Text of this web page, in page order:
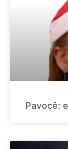
Pavocê: